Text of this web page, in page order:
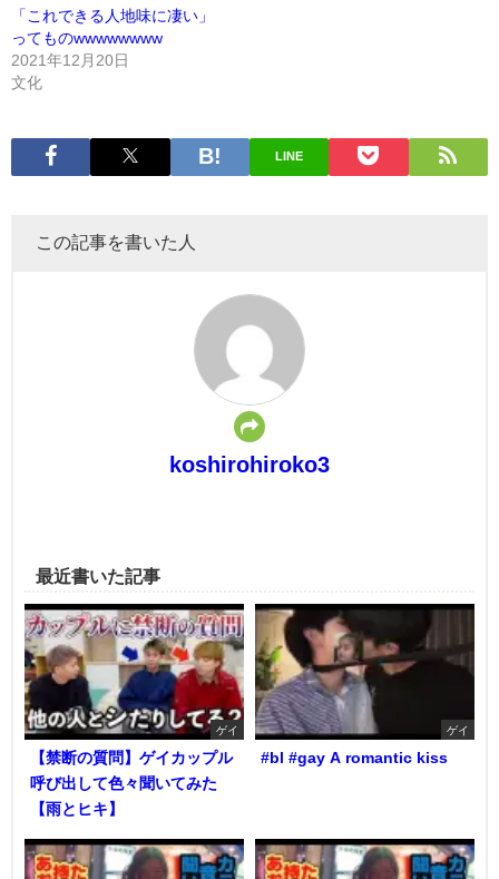
「これできる人地味に凄い」
ってものwwwwwwww
2021年12月20日
文化
LINE
この記事を書いた人
koshirohiroko3
最近書いた記事
ゲイ
【禁断の質問】ゲイカップル
呼び出して色々聞いてみた
【雨とヒキ】
ゲイ
#bl #gay A romantic kiss